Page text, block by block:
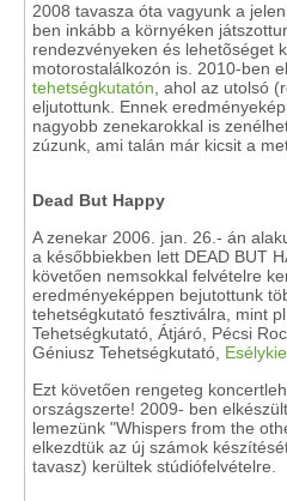
2008 tavasza óta vagyunk a
ben inkább a környéken
rendezvényeken és lehetõséget
motorostalálkozón is. 2010-ben
tehetségkutatón , ahol az utolsó
eljutottunk. Ennek
nagyobb zenekarokkal is
zúzunk, ami talán már kicsit a
Dead But Happy
A zenekar 2006. jan. 26.- án
a későbbiekben lett DEAD BUT
követően nemsokkal felvételre
eredményeképpen bejutottunk
tehetségkutató fesztiválra, mint
Tehetségkutató, Átjáró, Pécsi
Géniusz Tehetségkutató,
Ezt követően rengeteg
országszerte! 2009- ben
lemezünk "Whispers from the
elkezdtük az új számok
tavasz) kerültek stúdiófelvételre.